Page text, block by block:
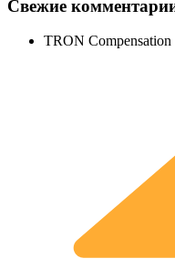
Свежие
TRON Compensation